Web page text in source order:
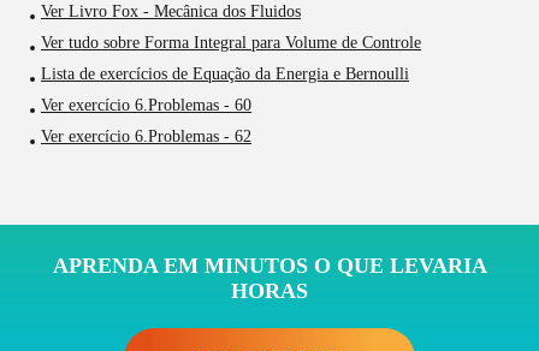
Ver Livro Fox - Mecânica dos Fluidos
Ver tudo sobre Forma Integral para Volume de Controle
Lista de exercícios de Equação da Energia e Bernoulli
Ver exercício 6.Problemas - 60
Ver exercício 6.Problemas - 62
APRENDA EM MINUTOS O QUE LEVARIA
HORAS